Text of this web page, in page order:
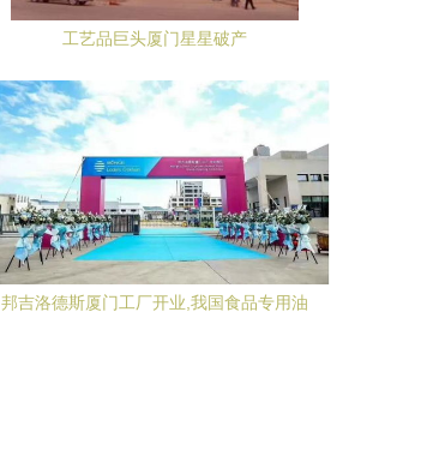
工艺品巨头厦门星星破产
邦吉洛德斯厦门工厂开业,我国食品专用油